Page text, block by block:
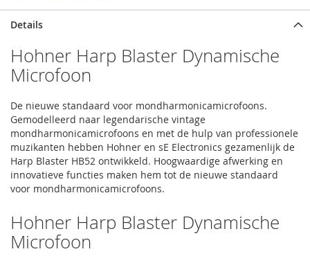
Details
Hohner Harp Blaster Dynamische
Microfoon
De nieuwe standaard voor mondharmonicamicrofoons.
Gemodelleerd naar legendarische vintage
mondharmonicamicrofoons en met de hulp van professionele
muzikanten hebben Hohner en sE Electronics gezamenlijk de
Harp Blaster HB52 ontwikkeld. Hoogwaardige afwerking en
innovatieve functies maken hem tot de nieuwe standaard
voor mondharmonicamicrofoons.
Hohner Harp Blaster Dynamische
Microfoon